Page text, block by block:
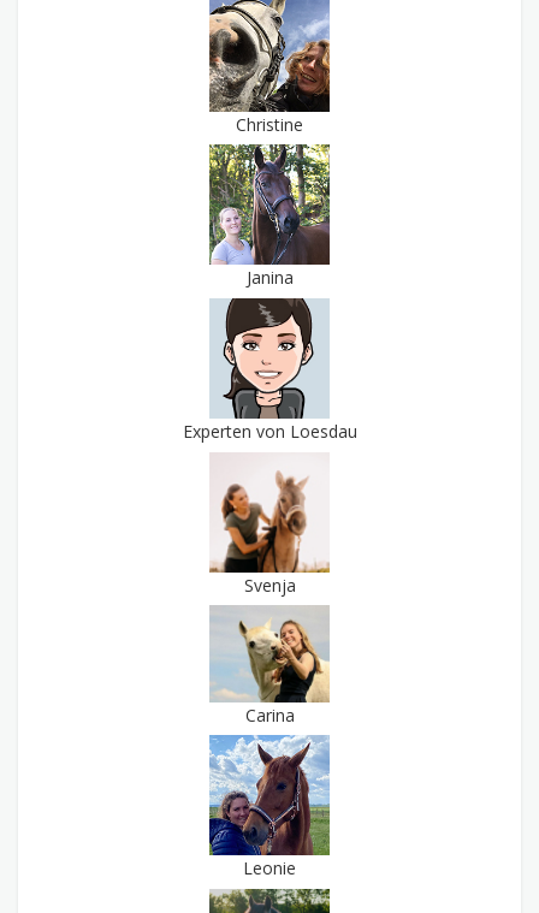
Christine
Janina
Experten von Loesdau
Svenja
Carina
Leonie